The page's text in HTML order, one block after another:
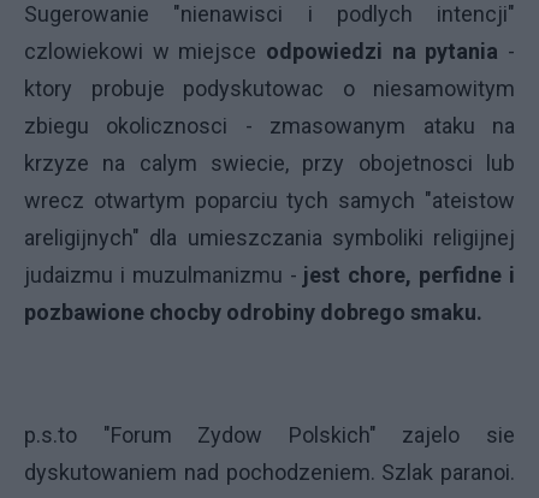
Sugerowanie "nienawisci i podlych intencji"
czlowiekowi w miejsce odpowiedzi na pytania -
ktory probuje podyskutowac o niesamowitym
zbiegu okolicznosci - zmasowanym ataku na
krzyze na calym swiecie, przy obojetnosci lub
wrecz otwartym poparciu tych samych "ateistow
areligijnych" dla umieszczania symboliki religijnej
judaizmu i muzulmanizmu - jest chore, perfidne i
pozbawione chocby odrobiny dobrego smaku.
p.s.to "Forum Zydow Polskich" zajelo sie
dyskutowaniem nad pochodzeniem. Szlak paranoi.